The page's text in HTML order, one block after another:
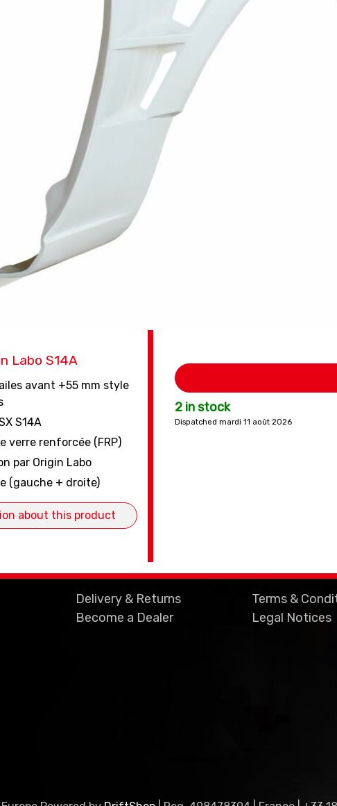
Labo S14A
avant +55 mm style
S14A
verre renforcée (FRP)
par Origin Labo
(gauche + droite)
about this product
2 in stock
Dispatched mardi 11 août 2026
Delivery & Returns
Become a Dealer
Terms &
Legal Notices